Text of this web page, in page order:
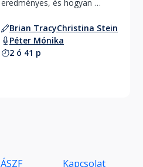
eredményes, és hogyan
sikerpontodat?
Brian TracyChristina Stein
Péter Mónika
2 ó 41 p
ÁSZF Kapcsolat